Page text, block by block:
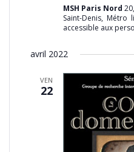
MSH Paris Nord
Saint-Denis,
accessible aux
avril 2022
VEN
22